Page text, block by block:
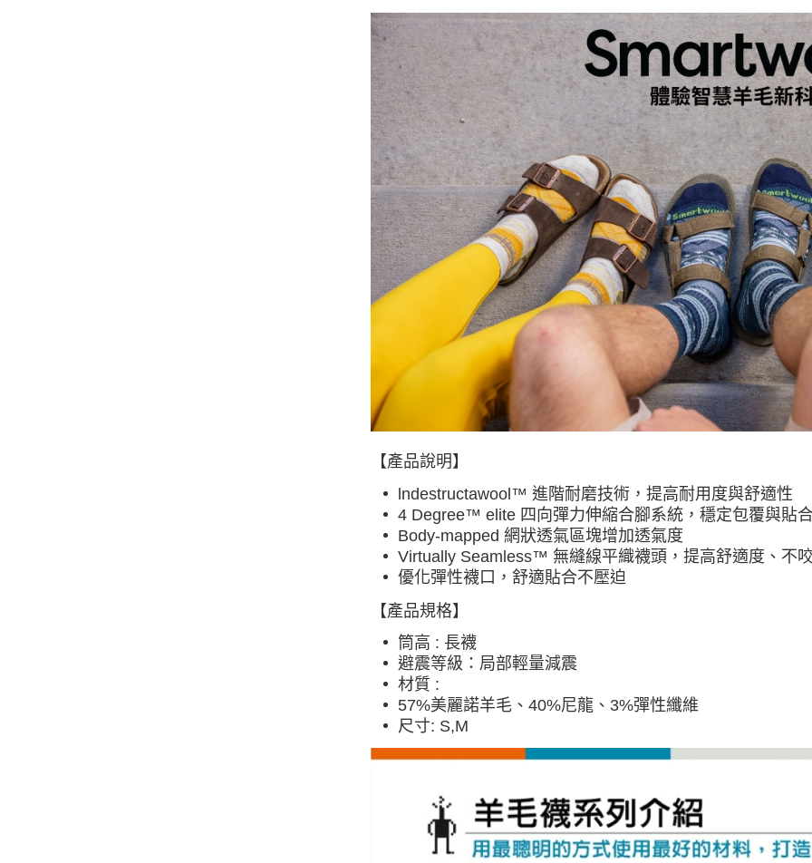
宅配
每筆
離島宅配
每筆
付款後門
免運費
順豐貨運
【產品說明】
lndestructawool™ 進階耐磨技術，提高耐用度與舒適性
4 Degree™ elite 四向彈力伸縮合腳系統，穩定包覆與貼
Body-mapped 網狀透氣區塊增加透氣度
Virtually Seamless™ 無縫線平織襪頭，提高舒適度、不
優化彈性襪口，舒適貼合不壓迫
【產品規格】
筒高 : 長襪
避震等級：局部輕量減震
材質 :
57%美麗諾羊毛、40%尼龍、3%彈性纖維
尺寸: S,M